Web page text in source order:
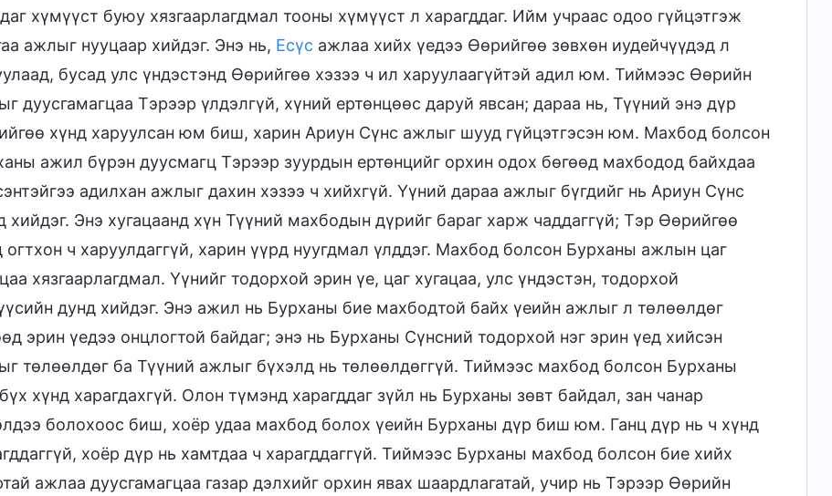
хүмүүст буюу хязгаарлагдмал тооны хүмүүст л харагддаг. Ийм учраас одоо гүйцэтгэж
ажлыг нууцаар хийдэг. Энэ нь, Есүс ажлаа хийх үедээ Өөрийгөө зөвхөн иудейчүүдэд л
бусад улс үндэстэнд Өөрийгөө хэзээ ч ил харуулаагүйтэй адил юм. Тиймээс Өөрийн
дуусгамагцаа Тэрээр үлдэлгүй, хүний ертөнцөөс даруй явсан; дараа нь, Түүний энэ дүр
хүнд харуулсан юм биш, харин Ариун Сүнс ажлыг шууд гүйцэтгэсэн юм. Махбод болсон
ажил бүрэн дуусмагц Тэрээр зуурдын ертөнцийг орхин одох бөгөөд махбодод байхдаа
адилхан ажлыг дахин хэзээ ч хийхгүй. Үүний дараа ажлыг бүгдийг нь Ариун Сүнс
хийдэг. Энэ хугацаанд хүн Түүний махбодын дүрийг бараг харж чаддаггүй; Тэр Өөрийгөө
огтхон ч харуулдаггүй, харин үүрд нуугдмал үлддэг. Махбод болсон Бурханы ажлын цаг
хязгаарлагдмал. Үүнийг тодорхой эрин үе, цаг хугацаа, улс үндэстэн, тодорхой
дунд хийдэг. Энэ ажил нь Бурханы бие махбодтой байх үеийн ажлыг л төлөөлдөг
эрин үедээ онцлогтой байдаг; энэ нь Бурханы Сүнсний тодорхой нэг эрин үед хийсэн
төлөөлдөг ба Түүний ажлыг бүхэлд нь төлөөлдөггүй. Тиймээс махбод болсон Бурханы
хүнд харагдахгүй. Олон түмэнд харагддаг зүйл нь Бурханы зөвт байдал, зан чанар
болохоос биш, хоёр удаа махбод болох үеийн Бурханы дүр биш юм. Ганц дүр нь ч хүнд
хоёр дүр нь хамтдаа ч харагддаггүй. Тиймээс Бурханы махбод болсон бие хийх
ажлаа дуусгамагцаа газар дэлхийг орхин явах шаардлагатай, учир нь Тэрээр Өөрийн